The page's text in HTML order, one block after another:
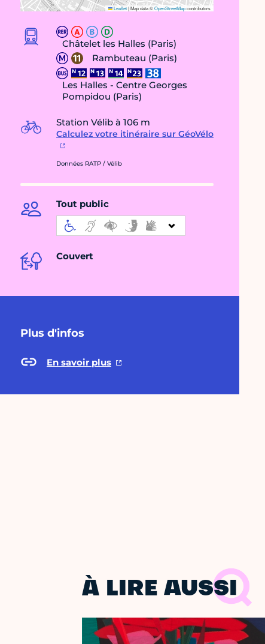
Leaflet|Map data ©OpenStreetMapcontributors
Châtelet les Halles (Paris)
Rambuteau (Paris)
Les Halles - Centre Georges
Pompidou (Paris)
Station Vélib à 106 m
Calculez votre itinéraire sur GéoVélo
Données RATP / Vélib
Tout public
Couvert
Plus d'infos
En savoir plus
À LIRE AUSSI